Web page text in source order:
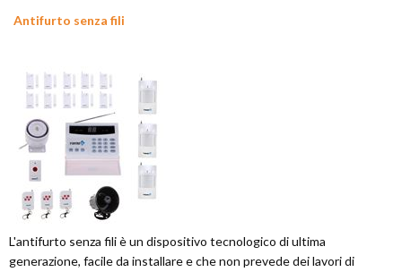
Antifurto senza fili
L'antifurto senza fili è un dispositivo tecnologico di ultima
generazione, facile da installare e che non prevede dei lavori di